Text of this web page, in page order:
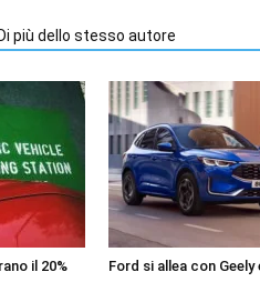
più dello stesso autore
il 20%
Ford si allea con